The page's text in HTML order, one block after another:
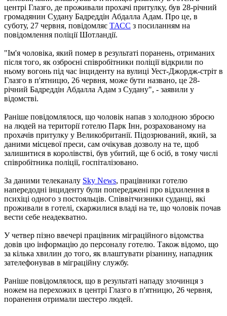
центрі Глазго, де проживали прохачі притулку, був 28-річний
громадянин Судану Бадреддін Абдалла Адам. Про це, в
суботу, 27 червня, повідомляє ТАСС з посиланням на
повідомлення поліції Шотландії.
"Ім'я чоловіка, який помер в результаті поранень, отриманих
після того, як озброєні співробітники поліції відкрили по
ньому вогонь під час інциденту на вулиці Уест-Джордж-стріт в
Глазго в п'ятницю, 26 червня, може бути названо, це 28-
річний Бадреддін Абдалла Адам з Судану", - заявили у
відомстві.
Раніше повідомлялося, що чоловік напав з холодною зброєю
на людей на території готелю Парк Інн, розрахованому на
прохачів притулку у Великобританії. Підозрюваний, який, за
даними місцевої преси, сам очікував дозволу на те, щоб
залишитися в королівстві, був убитий, ще 6 осіб, в тому числі
співробітника поліції, госпіталізовано.
За даними телеканалу Sky News, працівники готелю
напередодні інциденту були попереджені про відхилення в
психіці одного з постояльців. Співвітчизники суданці, які
проживали в готелі, скаржилися владі на те, що чоловік почав
вести себе неадекватно.
У четвер пізно ввечері працівник міграційного відомства
довів цю інформацію до персоналу готелю. Також відомо, що
за кілька хвилин до того, як влаштувати різанину, нападник
зателефонував в міграційну службу.
Раніше повідомлялося, що в результаті нападу злочинця з
ножем на перехожих в центрі Глазго в п'ятницю, 26 червня,
поранення отримали шестеро людей.